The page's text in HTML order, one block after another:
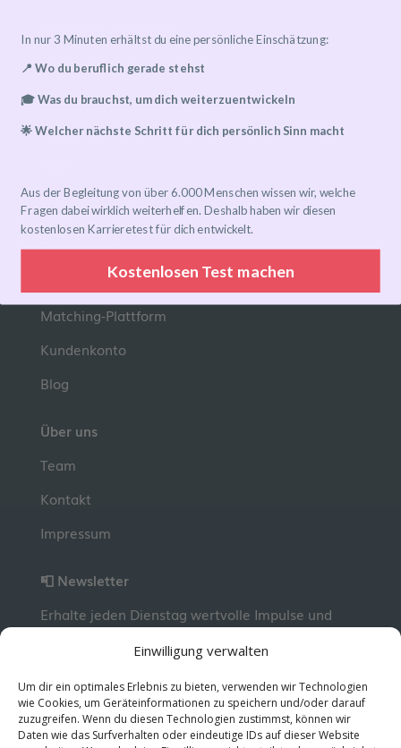
Einwilligung verwalten
Um dir ein optimales Erlebnis zu bieten, verwenden wir Technologien
wie Cookies, um Geräteinformationen zu speichern und/oder darauf
zuzugreifen. Wenn du diesen Technologien zustimmst, können wir
Daten wie das Surfverhalten oder eindeutige IDs auf dieser Website
Mentor*in finden
Ablauf
Preise
Links
Eventkalender
Community-Gruppen
Matching-Plattform
Kundenkonto
Blog
Über uns
Team
Kontakt
Impressum
📮 Newsletter
Erhalte jeden Dienstag wertvolle Impulse und
kostenlos abonnieren!
© 2026 MentorMe. Alle Rechte vorbehalten.
In nur 3 Minuten erhältst du eine persönliche Einschätzung:
📍 Wo du beruflich gerade stehst
🎓 Was du brauchst, um dich weiterzuentwickeln
🌟 Welcher nächste Schritt für dich persönlich Sinn macht
Aus der Begleitung von über 6.000 Menschen wissen wir, welche
Fragen dabei wirklich weiterhelfen. Deshalb haben wir diesen
kostenlosen Karrieretest für dich entwickelt.
Kostenlosen Test machen